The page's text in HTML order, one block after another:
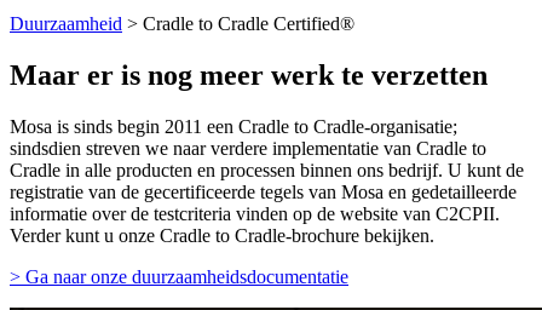
Duurzaamheid > Cradle to Cradle Certified®
Maar er is nog meer werk te verzetten
Mosa is sinds begin 2011 een Cradle to Cradle-organisatie;
sindsdien streven we naar verdere implementatie van Cradle to
Cradle in alle producten en processen binnen ons bedrijf. U kunt de
registratie van de gecertificeerde tegels van Mosa en gedetailleerde
informatie over de testcriteria vinden op de website van C2CPII.
Verder kunt u onze Cradle to Cradle-brochure bekijken.
> Ga naar onze duurzaamheidsdocumentatie